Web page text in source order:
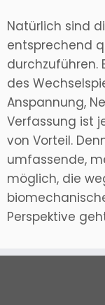
Natürlich sind
entsprechend
durchzuführen.
des
Anspannung,
Verfassung ist
von Vorteil.
umfassende,
möglich, die
Perspektive